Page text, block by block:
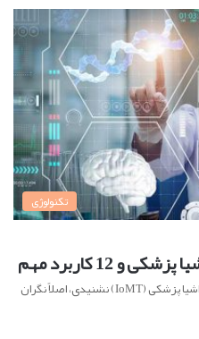
تکنولوژی
سلام رفیق! اگه تا حالا چیزی درباره اینترنت اشیا پزشکی (IoMT) نشنیدی، اصلاً نگران